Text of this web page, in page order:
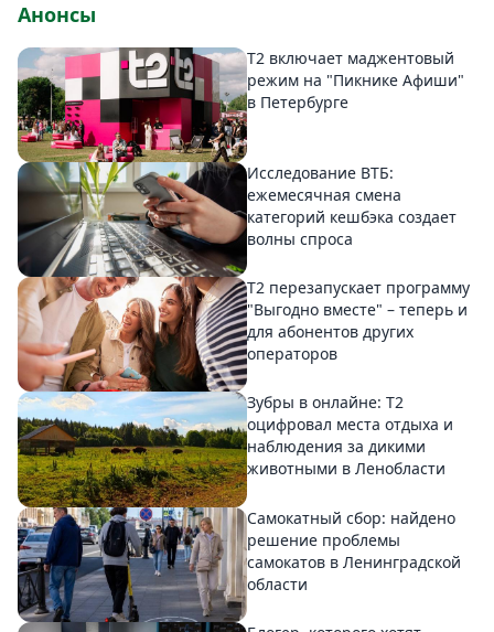
Анонсы
Т2 включает маджентовый
режим на "Пикнике Афиши"
в Петербурге
Исследование ВТБ:
ежемесячная смена
категорий кешбэка создает
волны спроса
Т2 перезапускает программу
"Выгодно вместе" – теперь и
для абонентов других
операторов
Зубры в онлайне: Т2
оцифровал места отдыха и
наблюдения за дикими
животными в Ленобласти
Самокатный сбор: найдено
решение проблемы
самокатов в Ленинградской
области